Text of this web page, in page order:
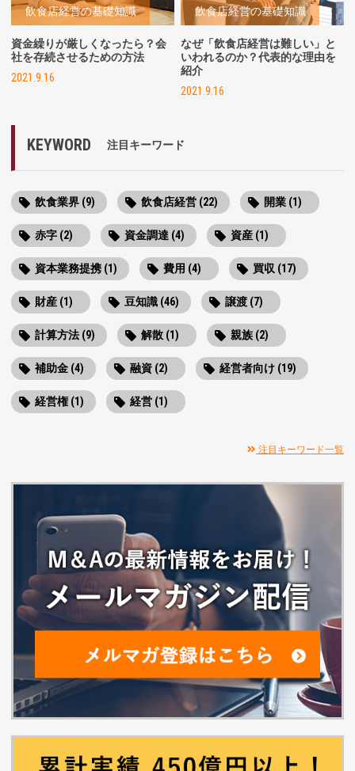
飲食店経営の基礎知識
資金繰りが厳しくなったら？会
社を存続させるための方法
2021.9.16
飲食店経営の基礎知識
なぜ「飲食店経営は難しい」と
いわれるのか？代表的な理由を
紹介
2021.9.16
KEYWORD 注目キーワード
飲食業界 (9) 飲食店経営 (22) 開業 (1)
赤字 (2) 資金調達 (4) 資産 (1)
資本業務提携 (1) 費用 (4) 買収 (17)
財産 (1) 豆知識 (46) 譲渡 (7)
計算方法 (9) 解散 (1) 親族 (2)
補助金 (4) 融資 (2) 経営者向け (19)
経営権 (1) 経営 (1)
注目キーワード一覧